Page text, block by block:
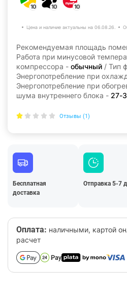
10 10 10
Цена и наличие актуальны на 06.08.26.
Рекомендуемая площадь
Работа при минусовой
компрессора - обычный / Тип
Энергопотребление при
Энергопотребление при
шума внутреннего блока - 27-
Отзывы (1)
Бесплатная
доставка
Отправка 5-7
Оплата: наличными, картой
расчет